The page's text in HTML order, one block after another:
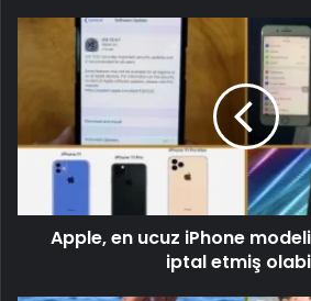
Apple, en ucuz iPhone
iptal etmiş